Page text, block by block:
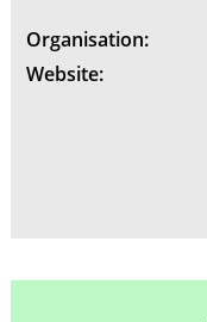
Organisation:
Website: